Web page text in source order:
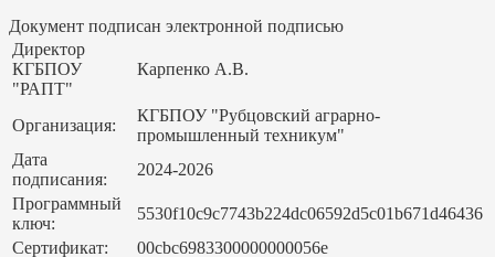
Документ подписан электронной подписью
Директор
КГБПОУ
"РАПТ"
Карпенко А.В.
Организация:
КГБПОУ "Рубцовский аграрно-
промышленный техникум"
Дата
подписания:
2024-2026
Программный
ключ:
5530f10c9c7743b224dc06592d5c01b671d46436
Сертификат:
00cbc6983300000000056e